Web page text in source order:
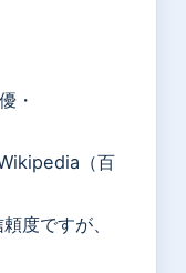
・
（百
度ですが、